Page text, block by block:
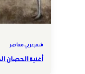
شعر عربي معاصر
أغنية الحصان